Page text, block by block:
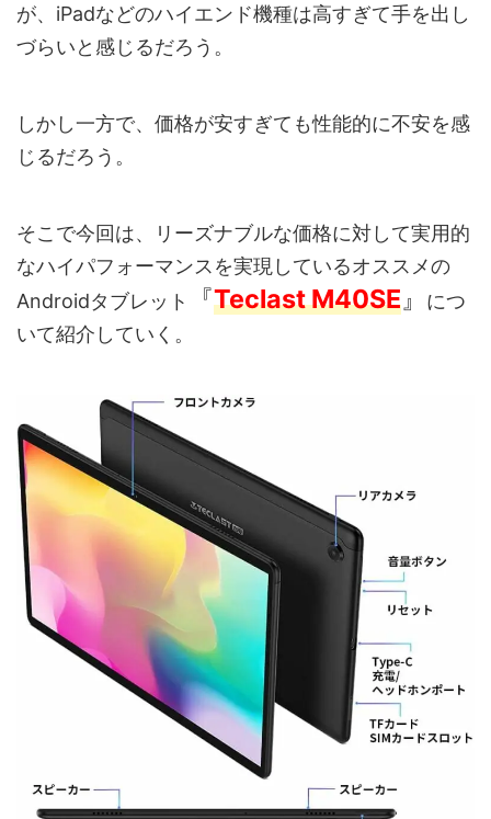
が、iPadなどのハイエンド機種は高すぎて手を出し
づらいと感じるだろう。
しかし一方で、価格が安すぎても性能的に不安を感
じるだろう。
そこで今回は、リーズナブルな価格に対して実用的
なハイパフォーマンスを実現しているオススメの
Androidタブレット
『Teclast M40SE』
につ
いて紹介していく。